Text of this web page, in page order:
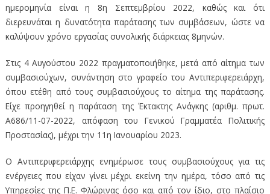
ημερομηνία είναι η 8η Σεπτεμβρίου 2022, καθώς και ότι
διερευνάται η δυνατότητα παράτασης των συμβάσεων, ώστε να
καλύψουν χρόνο εργασίας συνολικής διάρκειας 8μηνών.
Στις 4 Αυγούστου 2022 πραγματοποιήθηκε, μετά από αίτημα των
συμβασιούχων, συνάντηση στο γραφείο του Αντιπεριφερειάρχη,
όπου ετέθη από τους συμβασιούχους το αίτημα της παράτασης.
Είχε προηγηθεί η παράταση της Έκτακτης Ανάγκης (αριθμ. πρωτ.
Α686/11-07-2022, απόφαση του Γενικού Γραμματέα Πολιτικής
Προστασίας), μέχρι την 11η Ιανουαρίου 2023.
Ο Αντιπεριφερειάρχης ενημέρωσε τους συμβασιούχους για τις
ενέργειες που είχαν γίνει μέχρι εκείνη την ημέρα, τόσο από τις
Υπηρεσίες της Π.Ε. Φλώρινας όσο και από τον ίδιο, στο πλαίσιο